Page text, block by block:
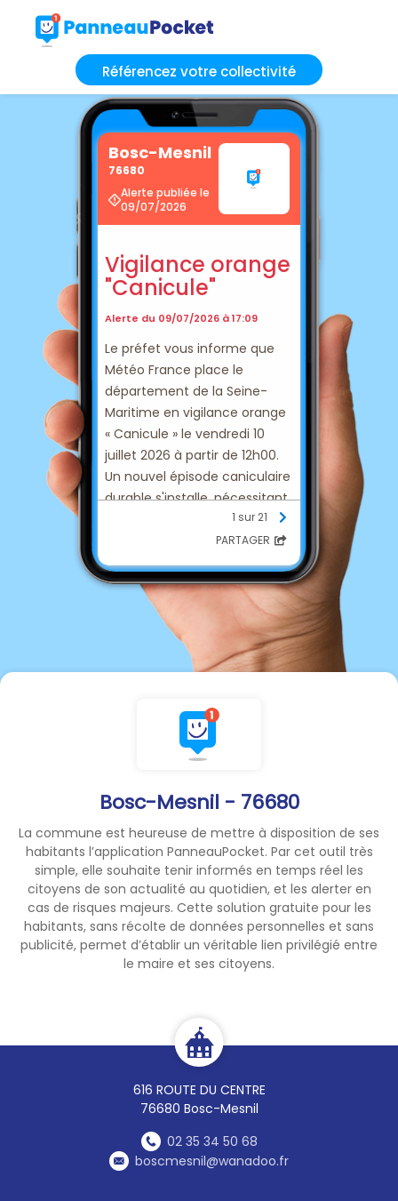
Référencez votre collectivité
Bosc-Mesnil - 76680
La commune est heureuse de mettre à disposition de ses
habitants l’application PanneauPocket. Par cet outil très
simple, elle souhaite tenir informés en temps réel les
citoyens de son actualité au quotidien, et les alerter en
cas de risques majeurs. Cette solution gratuite pour les
habitants, sans récolte de données personnelles et sans
publicité, permet d’établir un véritable lien privilégié entre
le maire et ses citoyens.
616 ROUTE DU CENTRE
76680 Bosc-Mesnil
02 35 34 50 68
boscmesnil@wanadoo.fr
Bosc-Mesnil
76680
Alerte publiée le
09/07/2026
Vigilance orange
"Canicule"
Alerte du 09/07/2026 à 17:09
Le préfet vous informe que
Météo France place le
département de la Seine-
Maritime en vigilance orange
« Canicule » le vendredi 10
juillet 2026 à partir de 12h00.
Un nouvel épisode caniculaire
durable s'installe, nécessitant
une vigilance particulière. Cet
épisode devrait se prolonger
sur plusieurs jours.
Le préfet de la Seine-
Maritime appelle chacun à la
plus grande prudence et à
adopter les bons réflexes pour
soi et ses proches avant
premiers effets de la chaleur.
1 sur 21
PARTAGER